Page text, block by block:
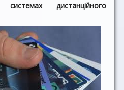
дистанційного